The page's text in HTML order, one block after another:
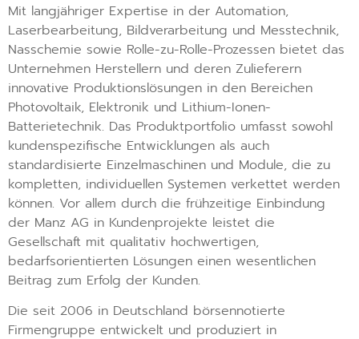
Mit langjähriger Expertise in der Automation,
Laserbearbeitung, Bildverarbeitung und Messtechnik,
Nasschemie sowie Rolle-zu-Rolle-Prozessen bietet das
Unternehmen Herstellern und deren Zulieferern
innovative Produktionslösungen in den Bereichen
Photovoltaik, Elektronik und Lithium-Ionen-
Batterietechnik. Das Produktportfolio umfasst sowohl
kundenspezifische Entwicklungen als auch
standardisierte Einzelmaschinen und Module, die zu
kompletten, individuellen Systemen verkettet werden
können. Vor allem durch die frühzeitige Einbindung
der Manz AG in Kundenprojekte leistet die
Gesellschaft mit qualitativ hochwertigen,
bedarfsorientierten Lösungen einen wesentlichen
Beitrag zum Erfolg der Kunden.
Die seit 2006 in Deutschland börsennotierte
Firmengruppe entwickelt und produziert in